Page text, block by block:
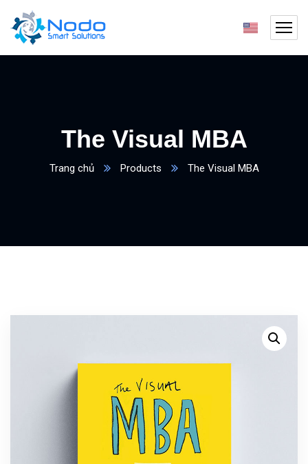
The Visual MBA
Trang chủ Products The Visual MBA